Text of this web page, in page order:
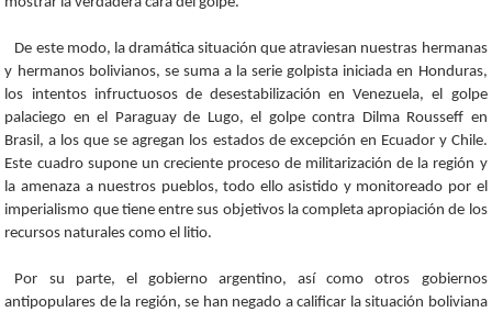
De este modo, la dramática situación que atraviesan nuestras hermanas
y hermanos bolivianos, se suma a la serie golpista iniciada en Honduras,
los intentos infructuosos de desestabilización en Venezuela, el golpe
palaciego en el Paraguay de Lugo, el golpe contra Dilma Rousseff en
Brasil, a los que se agregan los estados de excepción en Ecuador y Chile.
Este cuadro supone un creciente proceso de militarización de la región y
la amenaza a nuestros pueblos, todo ello asistido y monitoreado por el
imperialismo que tiene entre sus objetivos la completa apropiación de los
recursos naturales como el litio.
Por su parte, el gobierno argentino, así como otros gobiernos
antipopulares de la región, se han negado a calificar la situación boliviana